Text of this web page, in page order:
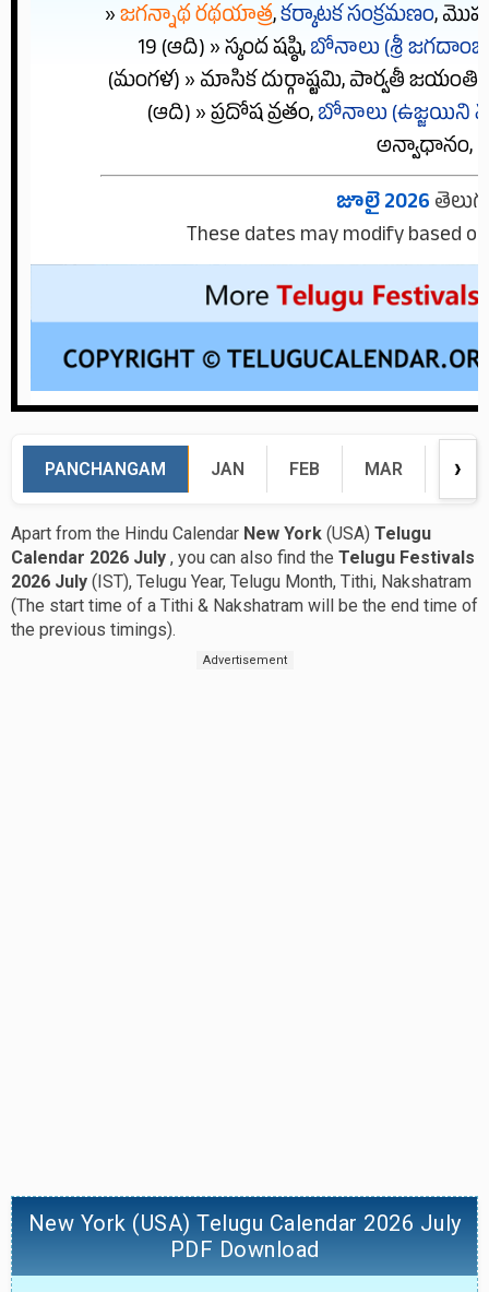
»జగన్నాథ రథయాత్ర,కర్కాటక సంక్రమణం,
19 (ఆది) »స్కంద షష్ఠి,బోనాలు (శ్రీ
(మంగళ) » మాసిక దుర్గాష్టమి,పార్వతీ జయంతి
(ఆది) »ప్రదోష వ్రతం,బోనాలు (ఉజ్జయిని
అన్వాధానం,
జూలై 2026
These dates may modify based
PANCHANGAM JAN FEB MAR APR
❯
Apart from the Hindu Calendar New York (USA) Telugu
Calendar 2026 July , you can also find the Telugu Festivals
2026 July (IST), Telugu Year, Telugu Month, Tithi, Nakshatram
(The start time of a Tithi & Nakshatram will be the end time of
the previous timings).
Advertisement
New York (USA) Telugu Calendar 2026 July
PDF Download